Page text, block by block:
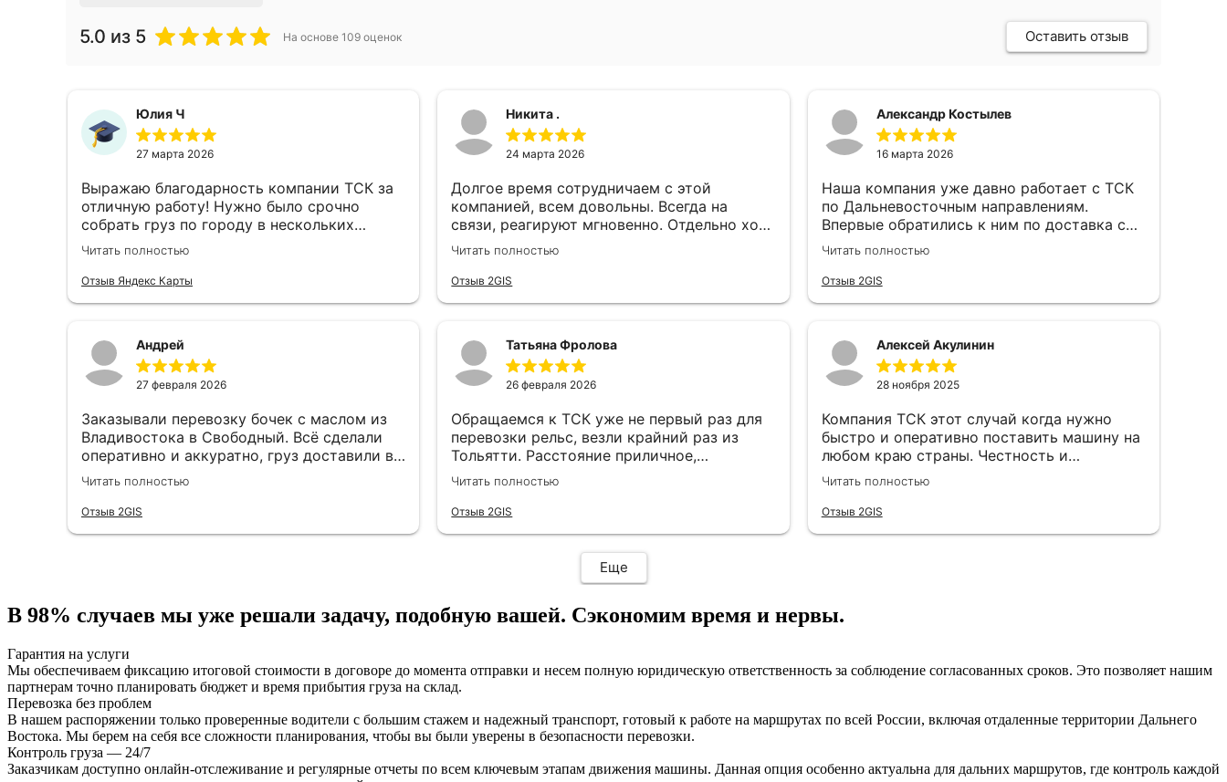
5.0 из 5 На основе 109 оценок Оставить отзыв
Юлия Ч
27 марта 2026
Выражаю благодарность компании ТСК за
отличную работу! Нужно было срочно
собрать груз по городу в нескольких
местах, затем доставить в другой город
день в день. Ребята подобрали отдельный
автомобиль, все сделали оперативно.
Читать полностью
Отзыв Яндекс Карты
Никита .
24 марта 2026
Долгое время сотрудничаем с этой
компанией, всем довольны. Всегда на
связи, реагируют мгновенно. Отдельно хочу
отметить быструю постановку авто и
отличное качество самих перевозок.
Надёжный перевозчик, рекомендуем!
Читать полностью
Отзыв 2GIS
Александр Костылев
16 марта 2026
Наша компания уже давно работает с ТСК
по Дальневосточным направлениям.
Впервые обратились к ним по доставка с
Тверской области до Севастополя, ребята
не растерялись. Все быстро рассчитали,
подобрали машину и доставили
Читать полностью
Отзыв 2GIS
Андрей
27 февраля 2026
Заказывали перевозку бочек с маслом из
Владивостока в Свободный. Всё сделали
оперативно и аккуратно, груз доставили в
целости и в срок. Особую благодарность
хочу выразить менеджеру Валерии —
очень приятный и грамотный специалист.
работу и человеческое отношение!
Читать полностью
Отзыв 2GIS
Татьяна Фролова
26 февраля 2026
Обращаемся к ТСК уже не первый раз для
перевозки рельс, везли крайний раз из
Тольятти. Расстояние приличное,
переживали, не будет ли задержек. Но ТСК
сработали четко: отслеживали маршрут,
водитель был на связи, груз доставили в
проблемой, отдельное спасибо нашему
менеджеру Валерии. Рады, что есть такие
Читать полностью
Отзыв 2GIS
Алексей Акулинин
28 ноября 2025
Компания ТСК этот случай когда нужно
быстро и оперативно поставить машину на
любом краю страны. Честность и
проффесиллизм менеджера Евгения
располагает к плодотворному
сотрудничеству. Рекомендую данную
Читать полностью
Отзыв 2GIS
Еще
В 98% случаев мы уже решали задачу, подобную вашей. Сэкономим время и нервы.
Гарантия на услуги
Мы обеспечиваем фиксацию итоговой стоимости в договоре до момента отправки и несем полную юридическую ответственность за соблюдение согласованных сроков. Это позволяет нашим
партнерам точно планировать бюджет и время прибытия груза на склад.
Перевозка без проблем
В нашем распоряжении только проверенные водители с большим стажем и надежный транспорт, готовый к работе на маршрутах по всей России, включая отдаленные территории Дальнего
Востока. Мы берем на себя все сложности планирования, чтобы вы были уверены в безопасности перевозки.
Контроль груза — 24/7
Заказчикам доступно онлайн-отслеживание и регулярные отчеты по всем ключевым этапам движения машины. Данная опция особенно актуальна для дальних маршрутов, где контроль каждой